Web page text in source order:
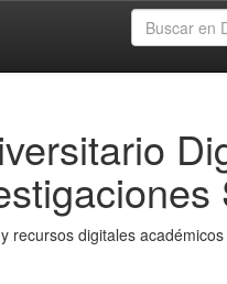
recursos digitales